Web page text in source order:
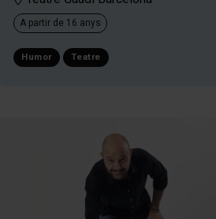
A partir de 16 anys
Humor Teatre